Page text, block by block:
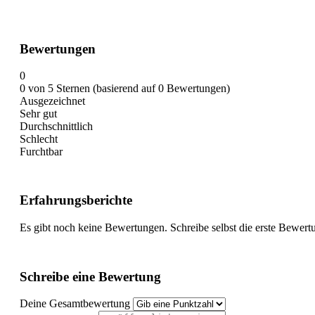
Bewertungen
0
0 von 5 Sternen (basierend auf 0 Bewertungen)
Ausgezeichnet
Sehr gut
Durchschnittlich
Schlecht
Furchtbar
Erfahrungsberichte
Es gibt noch keine Bewertungen. Schreibe selbst die erste
Schreibe eine Bewertung
Deine Gesamtbewertung